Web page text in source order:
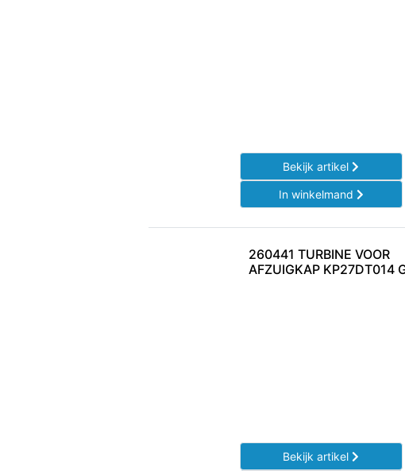
Bekijk artikel
In winkelmand
260441 TURBINE VOOR
AFZUIGKAP KP27DT014
Bekijk artikel